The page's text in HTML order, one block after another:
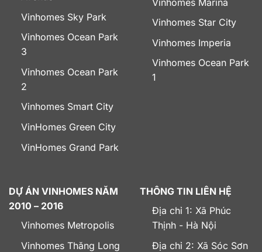
Vinhomes Sky Park
Vinhomes Ocean Park
3
Vinhomes Ocean Park
2
Vinhomes Smart City
VinHomes Green City
VinHomes Grand Park
Vinhomes Star City
Vinhomes Imperia
Vinhomes Ocean Park
1
DỰ ÁN VINHOMES NĂM
2010 – 2016
Vinhomes Metropolis
Vinhomes Thăng Long
THÔNG TIN LIÊN HỆ
Địa chỉ 1: Xã Phúc
Thịnh - Hà Nội
Địa chỉ 2: Xã Sóc Sơn